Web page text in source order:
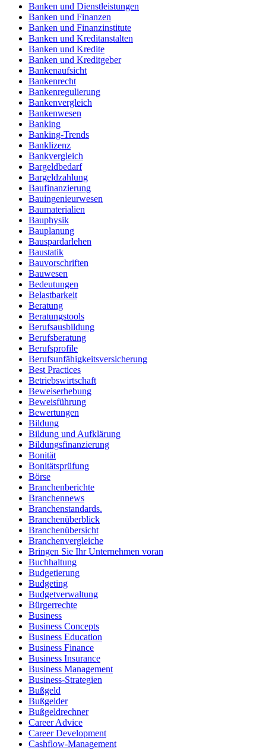
Banken und Dienstleistungen
Banken und Finanzen
Banken und Finanzinstitute
Banken und Kreditanstalten
Banken und Kredite
Banken und Kreditgeber
Bankenaufsicht
Bankenrecht
Bankenregulierung
Bankenvergleich
Bankenwesen
Banking
Banking-Trends
Banklizenz
Bankvergleich
Bargeldbedarf
Bargeldzahlung
Baufinanzierung
Bauingenieurwesen
Baumaterialien
Bauphysik
Bauplanung
Bauspardarlehen
Baustatik
Bauvorschriften
Bauwesen
Bedeutungen
Belastbarkeit
Beratung
Beratungstools
Berufsausbildung
Berufsberatung
Berufsprofile
Berufsunfähigkeitsversicherung
Best Practices
Betriebswirtschaft
Beweiserhebung
Beweisführung
Bewertungen
Bildung
Bildung und Aufklärung
Bildungsfinanzierung
Bonität
Bonitätsprüfung
Börse
Branchenberichte
Branchennews
Branchenstandards.
Branchenüberblick
Branchenübersicht
Branchenvergleiche
Bringen Sie Ihr Unternehmen voran
Buchhaltung
Budgetierung
Budgeting
Budgetverwaltung
Bürgerrechte
Business
Business Concepts
Business Education
Business Finance
Business Insurance
Business Management
Business-Strategien
Bußgeld
Bußgelder
Bußgeldrechner
Career Advice
Career Development
Cashflow-Management